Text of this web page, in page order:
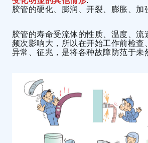
胶管的硬化、膨润、开裂、膨胀、加
胶管的寿命受流体的性质、温度、流
频次影响大，所以在开始工作前检查
异常、征兆，是将各种故障防范于未